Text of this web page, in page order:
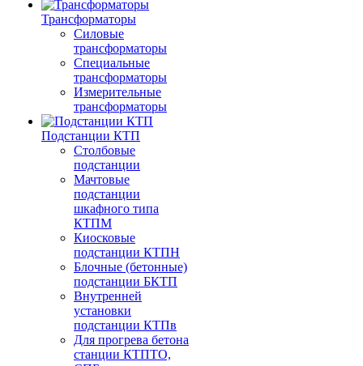
Трансформаторы
Силовые
трансформаторы
Специальные
трансформаторы
Измерительные
трансформаторы
Подстанции КТП
Столбовые
подстанции
Мачтовые
подстанции
шкафного типа
КТПМ
Киосковые
подстанции КТПН
Блочные (бетонные)
подстанции БКТП
Внутренней
установки
подстанции КТПв
Для прогрева бетона
станции КТПТО,